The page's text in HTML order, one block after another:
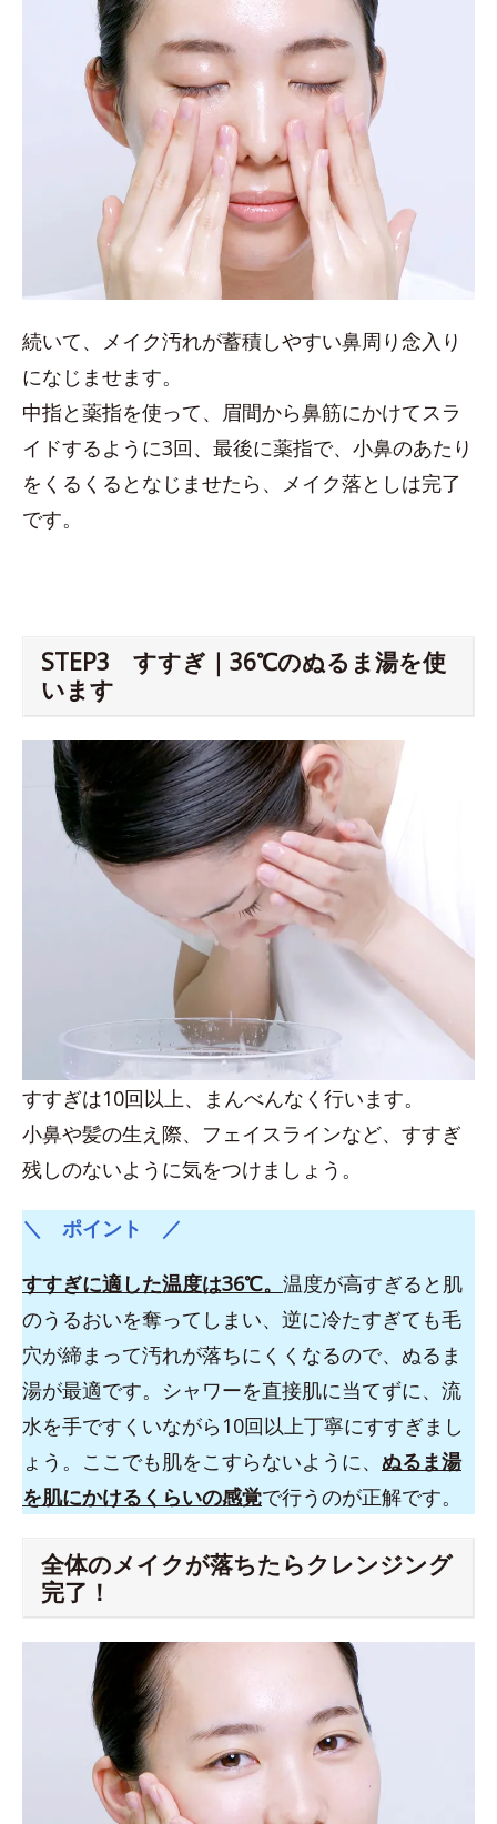
続いて、メイク汚れが蓄積しやすい鼻周り念入り
になじませます。
中指と薬指を使って、眉間から鼻筋にかけてスラ
イドするように3回、最後に薬指で、小鼻のあたり
をくるくるとなじませたら、メイク落としは完了
です。
STEP3 すすぎ｜36℃のぬるま湯を使
います
すすぎは10回以上、まんべんなく行います。
小鼻や髪の生え際、フェイスラインなど、すすぎ
残しのないように気をつけましょう。
＼ ポイント ／
すすぎに適した温度は36℃。 温度が高すぎると肌
のうるおいを奪ってしまい、逆に冷たすぎても毛
穴が締まって汚れが落ちにくくなるので、ぬるま
湯が最適です。シャワーを直接肌に当てずに、流
水を手ですくいながら10回以上丁寧にすすぎまし
ょう。ここでも肌をこすらないように、 ぬるま湯
を肌にかけるくらいの感覚で行うのが正解です。
全体のメイクが落ちたらクレンジング
完了！